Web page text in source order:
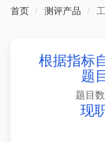
首页 测评产品
根据指标
题
题目
现